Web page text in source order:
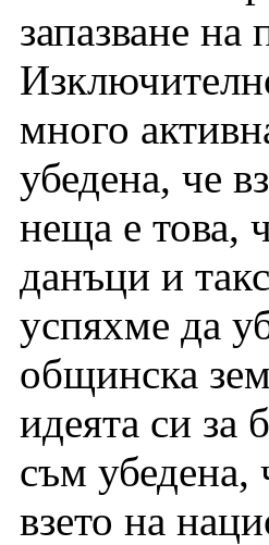
запазване
много
убедена, че
неща е това,
данъци и
успяхме да
общинска
идеята си за
съм убедена,
взето на